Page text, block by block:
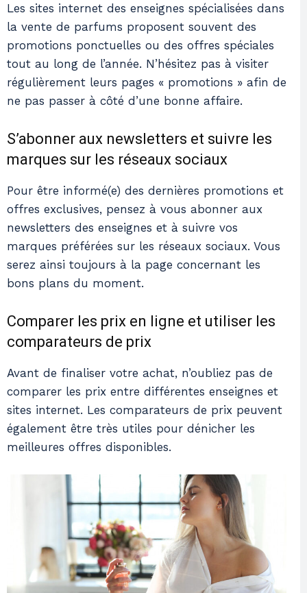
Les sites internet des enseignes spécialisées dans
la vente de parfums proposent souvent des
promotions ponctuelles ou des offres spéciales
tout au long de l’année. N’hésitez pas à visiter
régulièrement leurs pages « promotions » afin de
ne pas passer à côté d’une bonne affaire.
S’abonner aux newsletters et suivre les
marques sur les réseaux sociaux
Pour être informé(e) des dernières promotions et
offres exclusives, pensez à vous abonner aux
newsletters des enseignes et à suivre vos
marques préférées sur les réseaux sociaux. Vous
serez ainsi toujours à la page concernant les
bons plans du moment.
Comparer les prix en ligne et utiliser les
comparateurs de prix
Avant de finaliser votre achat, n’oubliez pas de
comparer les prix entre différentes enseignes et
sites internet. Les comparateurs de prix peuvent
également être très utiles pour dénicher les
meilleures offres disponibles.